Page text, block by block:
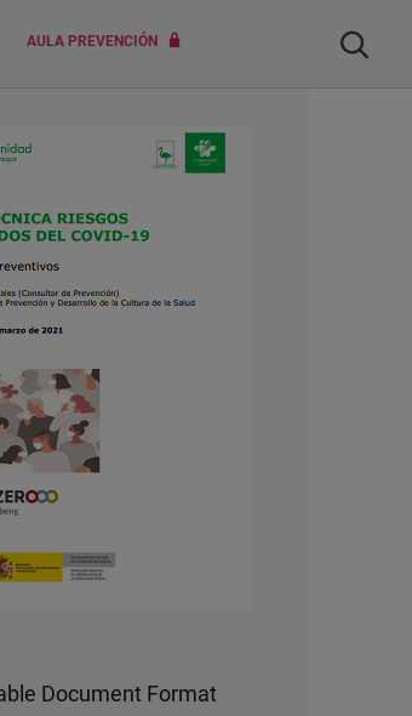
AULA PREVENCIÓN Buscar
Document Format